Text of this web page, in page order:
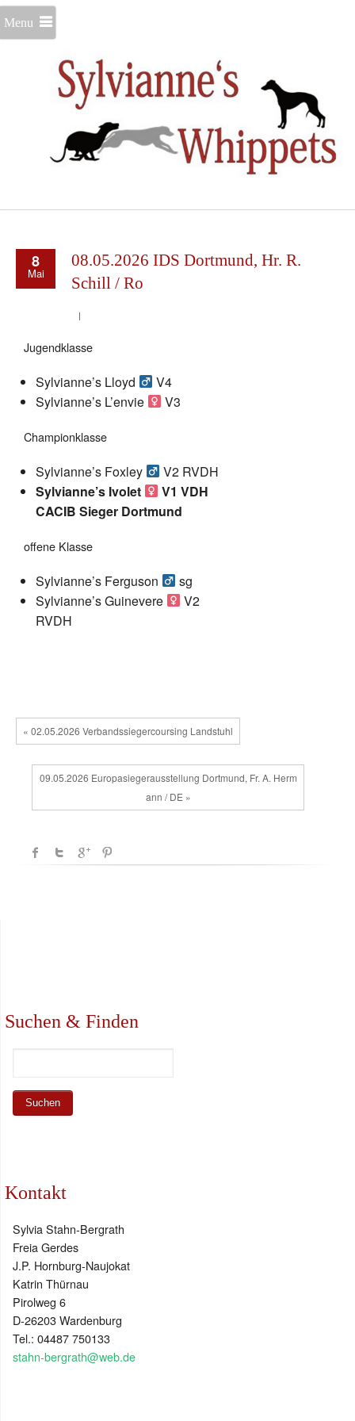
Menu
8
Mai
08.05.2026 IDS Dortmund, Hr. R.
Schill / Ro
Jugendklasse
Sylvianne’s Lloyd
V4
Sylvianne’s L’envie
V3
Championklasse
Sylvianne’s Foxley
V2 RVDH
Sylvianne’s Ivolet
V1 VDH
CACIB Sieger Dortmund
offene Klasse
Sylvianne’s Ferguson
sg
Sylvianne’s Guinevere
V2
RVDH
« 02.05.2026 Verbandssiegercoursing Landstuhl
09.05.2026 Europasiegerausstellung Dortmund, Fr. A. Herm
ann / DE »
Suchen & Finden
Kontakt
Sylvia Stahn-Bergrath
Freia Gerdes
J.P. Hornburg-Naujokat
Katrin Thürnau
Pirolweg 6
D-26203 Wardenburg
Tel.: 04487 750133
stahn-bergrath@web.de